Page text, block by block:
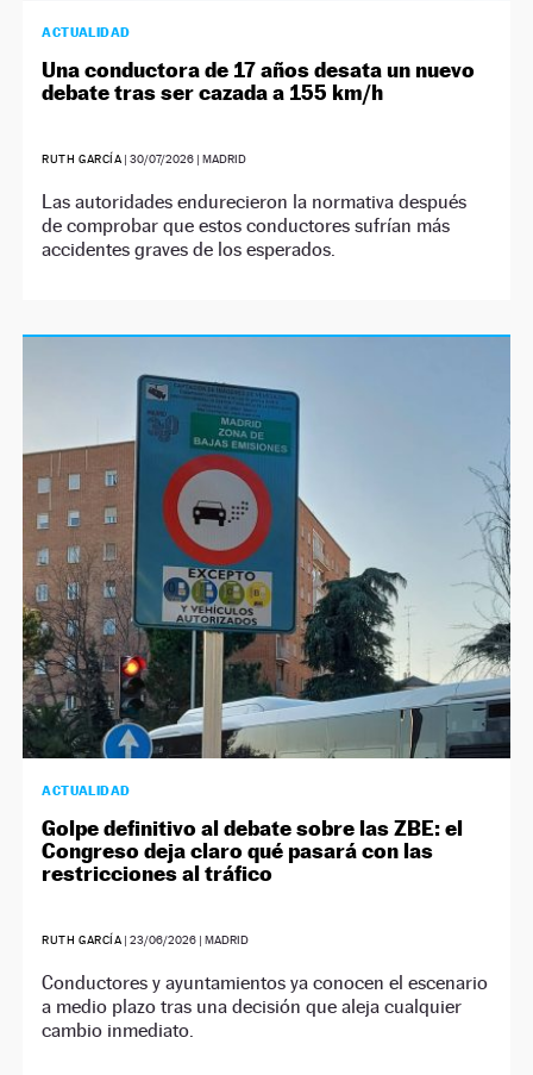
ACTUALIDAD
Una conductora de 17 años desata un nuevo
debate tras ser cazada a 155 km/h
RUTH GARCÍA |30/07/2026 | MADRID
Las autoridades endurecieron la normativa después
de comprobar que estos conductores sufrían más
accidentes graves de los esperados.
ACTUALIDAD
Golpe definitivo al debate sobre las ZBE: el
Congreso deja claro qué pasará con las
restricciones al tráfico
RUTH GARCÍA |23/06/2026 | MADRID
Conductores y ayuntamientos ya conocen el escenario
a medio plazo tras una decisión que aleja cualquier
cambio inmediato.